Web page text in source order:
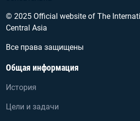
© 2025 Official website of The
Central Asia
Все права защищены
Общая информация
История
Цели и задачи